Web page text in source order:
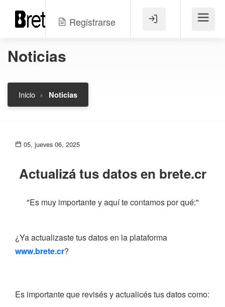
Registrarse Menú
Noticias
Inicio Noticias
05, jueves 06, 2025
Actualizá tus datos en brete.cr
"Es muy importante y aquí te contamos por qué:"
¿Ya actualizaste tus datos en la plataforma
www.brete.cr?
Es importante que revisés y actualicés tus datos como: